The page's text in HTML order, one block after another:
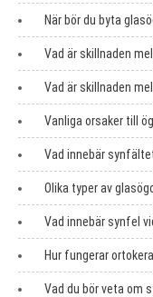
När bör du byta
Vad är skillnaden
Vad är skillnaden
Vanliga orsaker till
Vad innebär
Olika typer av
Vad innebär synfel
Hur fungerar
Vad du bör veta om